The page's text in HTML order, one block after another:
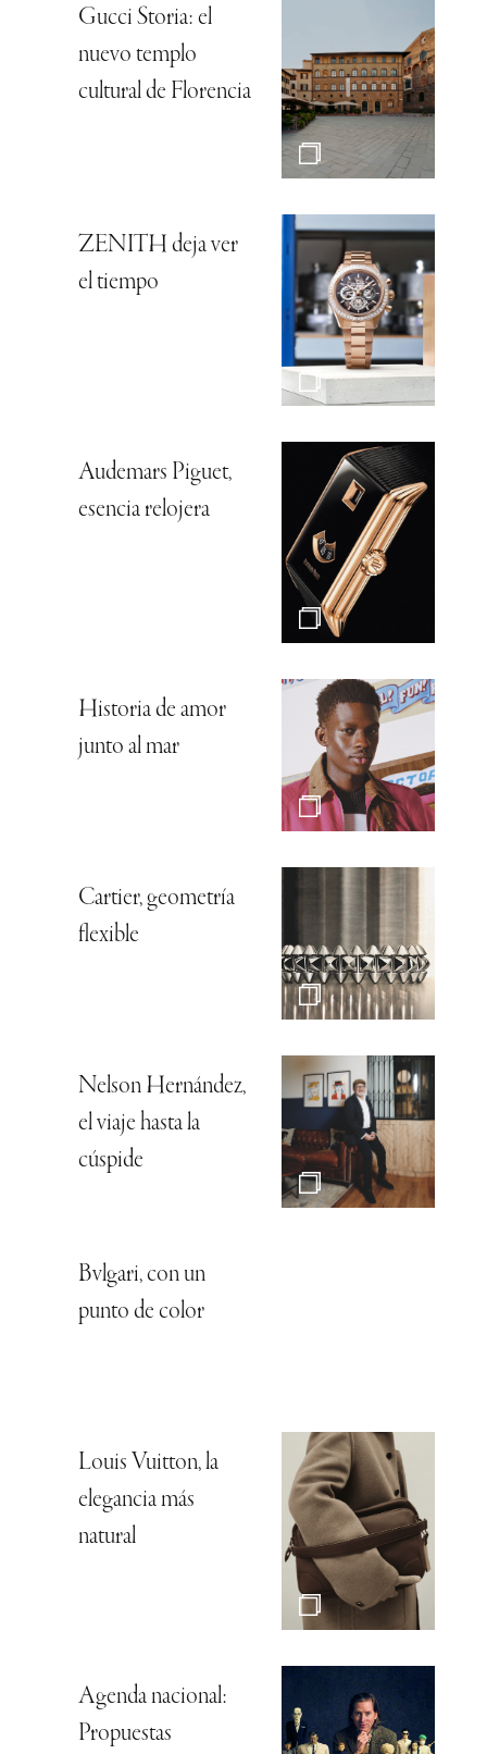
Gucci Storia: el
nuevo templo
cultural de Florencia
ZENITH deja ver
el tiempo
Audemars Piguet,
esencia relojera
Historia de amor
junto al mar
Cartier, geometría
flexible
Nelson Hernández,
el viaje hasta la
cúspide
Bvlgari, con un
punto de color
Louis Vuitton, la
elegancia más
natural
Agenda nacional:
Propuestas